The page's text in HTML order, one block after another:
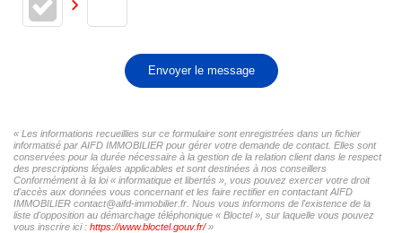
Envoyer le message
« Les informations recueillies sur ce formulaire sont enregistrées dans un fichier
informatisé par AIFD IMMOBILIER pour gérer votre demande de contact. Elles sont
conservées pour la durée nécessaire à la gestion de la relation client dans le respect
des prescriptions légales applicables et sont destinées à nos conseillers
Conformément à la loi « informatique et libertés », vous pouvez exercer votre droit
d'accès aux données vous concernant et les faire rectifier en contactant AIFD
IMMOBILIER contact@aifd-immobilier.fr. Nous vous informons de l'existence de la
liste d'opposition au démarchage téléphonique « Bloctel », sur laquelle vous pouvez
vous inscrire ici : https://www.bloctel.gouv.fr/»